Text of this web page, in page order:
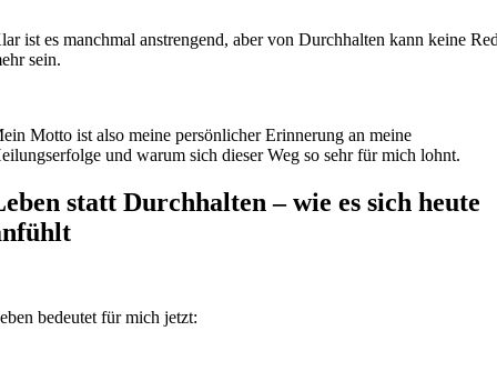
ist es manchmal anstrengend, aber von Durchhalten kann keine
sein.
Motto ist also meine persönlicher Erinnerung an meine
und warum sich dieser Weg so sehr für mich lohnt.
statt Durchhalten – wie es sich heute
bedeutet für mich jetzt: